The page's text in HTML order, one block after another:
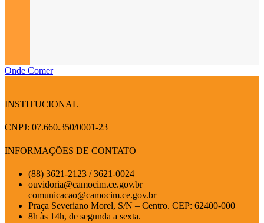
Onde Comer
INSTITUCIONAL
CNPJ: 07.660.350/0001-23
INFORMAÇÕES DE CONTATO
(88) 3621-2123 / 3621-0024
ouvidoria@camocim.ce.gov.br
comunicacao@camocim.ce.gov.br
Praça Severiano Morel, S/N – Centro. CEP: 62400-000
8h às 14h, de segunda a sexta.